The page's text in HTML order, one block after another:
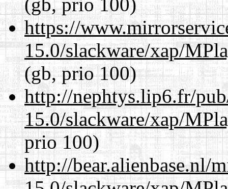
https://
15.0/slackware/xap/
(gb, prio 100)
http://nephtys.lip6.fr/
15.0/slackware/xap/
prio 100)
http://bear.alienbase.nl/